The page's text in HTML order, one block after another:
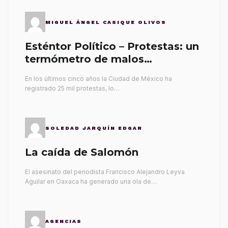
MIGUEL ÁNGEL CASIQUE OLIVOS
Esténtor Político – Protestas: un
termómetro de malos
En los últimos cinco años la Ciudad de México ha
registrado 25 mil protestas, lo…
SOLEDAD JARQUÍN EDGAR
La caída de Salomón
El asesinato del periodista Francisco Alejandro Leyva
Aguilar en Oaxaca ha generado una ola de…
AGENCIAS